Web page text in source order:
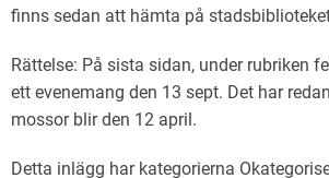
finns sedan att hämta på
Rättelse: På sista sidan, under rubriken
ett evenemang den 13 sept. Det har
mossor blir den 12 april.
Detta inlägg har kategorierna